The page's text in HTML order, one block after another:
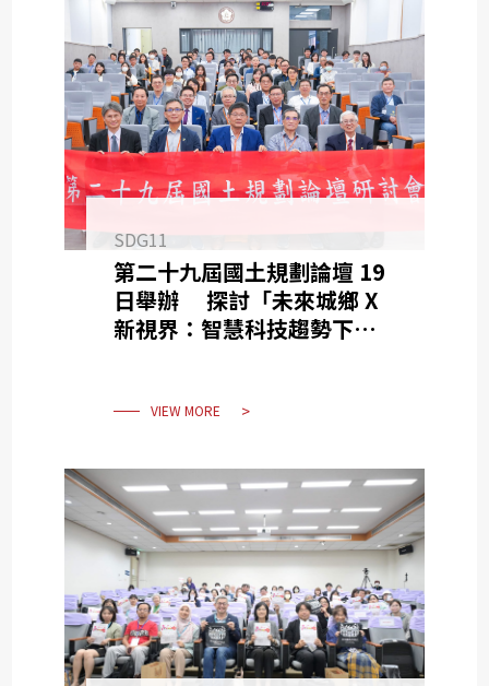
SDG11
第二十九屆國土規劃論壇 19
日舉辦 探討「未來城鄉 X
新視界：智慧科技趨勢下的國
VIEW MORE